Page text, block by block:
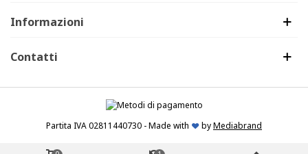
Informazioni
Contatti
Partita IVA 02811440730 - Made with byMediabrand